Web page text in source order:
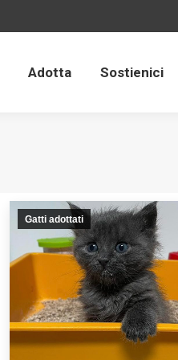
Adotta Sostienici
Gatti adottati